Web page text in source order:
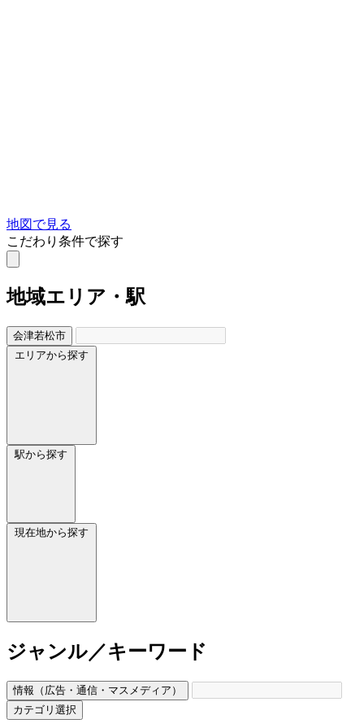
地図で見る
こだわり条件で探す
地域エリア・駅
会津若松市
エリアから探す
駅から探す
現在地から探す
ジャンル／キーワード
情報（広告・通信・マスメディア）
カテゴリ選択